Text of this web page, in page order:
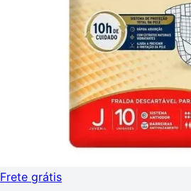
Frete grátis